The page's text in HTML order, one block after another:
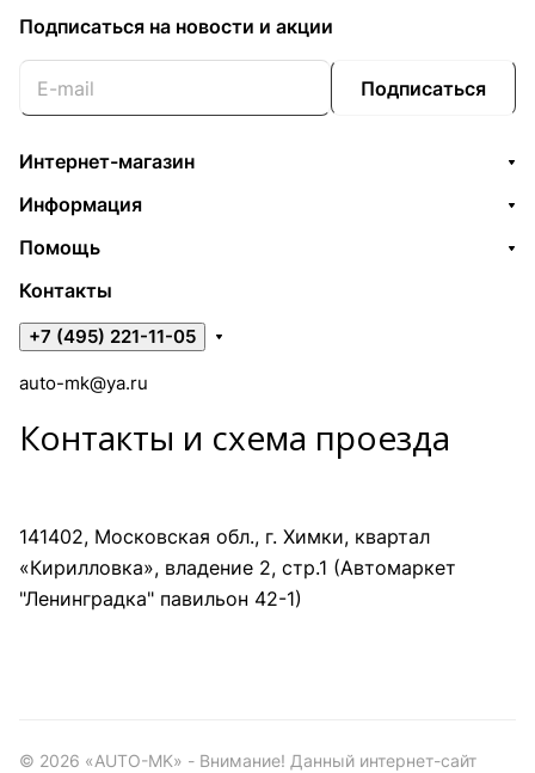
Подписаться на новости и акции
Подписаться
Интернет-магазин
Информация
Помощь
Контакты
+7 (495) 221-11-05
auto-mk@ya.ru
Контакты и схема проезда
141402, Московская обл., г. Химки, квартал
«Кирилловка», владение 2, стр.1 (Автомаркет
"Ленинградка" павильон 42-1)
© 2026 «AUTO-MK» - Внимание! Данный интернет-сайт